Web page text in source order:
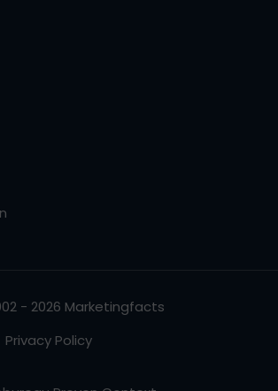
- 2026 Marketingfacts
Privacy Policy